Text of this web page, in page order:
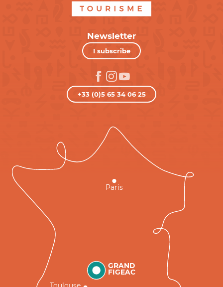
Newsletter
I subscribe
+33 (0)5 65 34 06 25
GRAND
FIGEAC
Toulouse
Paris